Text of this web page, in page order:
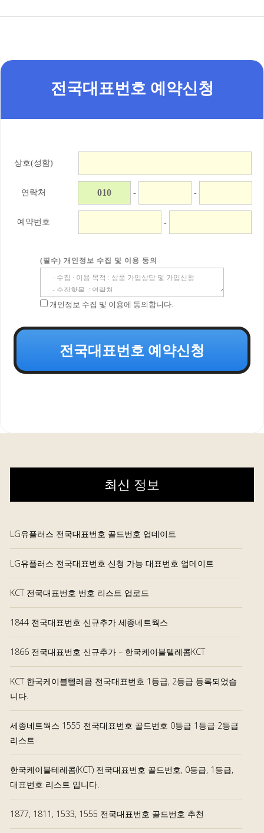
전국대표번호 예약신청
상호(성함)
연락처 - -
예약번호 -
(필수) 개인정보 수집 및 이용 동의
개인정보 수집 및 이용에 동의합니다.
전국대표번호 예약신청
최신 정보
LG유플러스 전국대표번호 골드번호 업데이트
LG유플러스 전국대표번호 신청 가능 대표번호 업데이트
KCT 전국대표번호 번호 리스트 업로드
1844 전국대표번호 신규추가 세종네트웍스
1866 전국대표번호 신규추가 – 한국케이블텔레콤KCT
KCT 한국케이블텔레콤 전국대표번호 1등급, 2등급 등록되었습
니다.
세종네트웍스 1555 전국대표번호 골드번호 0등급 1등급 2등급
리스트
한국케이블테레콤(KCT) 전국대표번호 골드번호, 0등급, 1등급,
대표번호 리스트 입니다.
1877, 1811, 1533, 1555 전국대표번호 골드번호 추천